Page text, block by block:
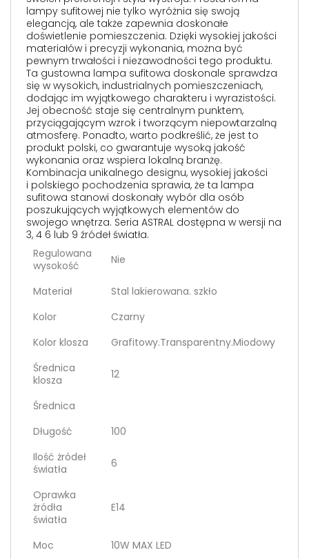
lampy sufitowej nie tylko wyróżnia się swoją
elegancją, ale także zapewnia doskonałe
doświetlenie pomieszczenia. Dzięki wysokiej jakości
materiałów i precyzji wykonania, można być
pewnym trwałości i niezawodności tego produktu.
Ta gustowna lampa sufitowa doskonale sprawdza
się w wysokich, industrialnych pomieszczeniach,
dodając im wyjątkowego charakteru i wyrazistości.
Jej obecność staje się centralnym punktem,
przyciągającym wzrok i tworzącym niepowtarzalną
atmosferę. Ponadto, warto podkreślić, że jest to
produkt polski, co gwarantuje wysoką jakość
wykonania oraz wspiera lokalną branżę.
Kombinacja unikalnego designu, wysokiej jakości
i polskiego pochodzenia sprawia, że ta lampa
sufitowa stanowi doskonały wybór dla osób
poszukujących wyjątkowych elementów do
swojego wnętrza. Seria ASTRAL dostępna w wersji na
3, 4 6 lub 9 źródeł światła.
Regulowana
wysokość
Nie
Materiał
Stal lakierowana. szkło
Kolor
Czarny
Kolor klosza
Grafitowy.Transparentny.Miodowy
Średnica
klosza
12
Średnica
Długość
100
Ilość żródeł
światła
6
Oprawka
źródła
światła
E14
Moc
10W MAX LED